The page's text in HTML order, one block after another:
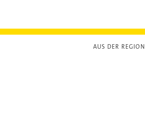
AUS DER REGION